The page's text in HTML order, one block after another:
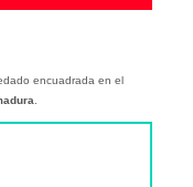
encuadrada en el